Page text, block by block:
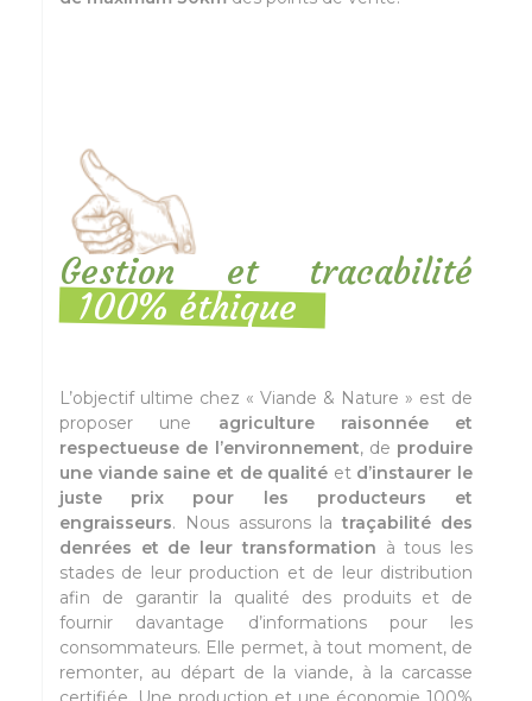
Gestion et tracabilité
100% éthique
L’objectif ultime chez « Viande & Nature » est de
proposer une agriculture raisonnée et
respectueuse de l’environnement, de produire
une viande saine et de qualité et d’instaurer le
juste prix pour les producteurs et
engraisseurs. Nous assurons la traçabilité des
denrées et de leur transformation à tous les
stades de leur production et de leur distribution
afin de garantir la qualité des produits et de
fournir davantage d’informations pour les
consommateurs. Elle permet, à tout moment, de
remonter, au départ de la viande, à la carcasse